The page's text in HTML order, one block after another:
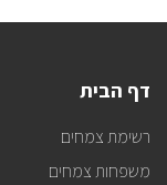
דף הבית
רשימת צמחים
משפחות צמחים